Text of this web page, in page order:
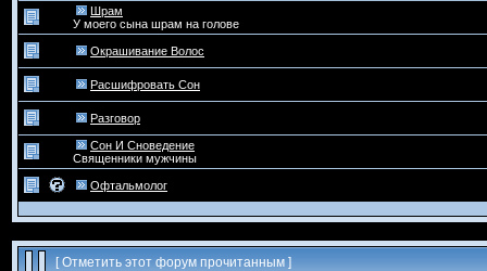
Шрам
У моего сына шрам на голове
Окрашивание Волос
Расшифровать Сон
Разговор
Сон И Сноведение
Священники мужчины
Офтальмолог
[Отметить этот форум прочитанным ]